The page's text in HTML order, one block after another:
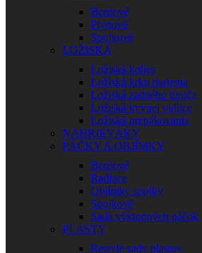
Brzdové
Plynové
Spojkové
LOŽISKÁ
Ložiská kolies
Ložiská krku riadenia
Ložiská zadného tlmiča
Ložiská kyvnej vidlice
Ložiská prepákovania
NAHRIEVÁKY
PÁČKY A OBJÍMKY
Brzdové
Radiace
Objímky spojky
Spojkové
Sada výklopných páčok
PLASTY
Restyle sady plastov